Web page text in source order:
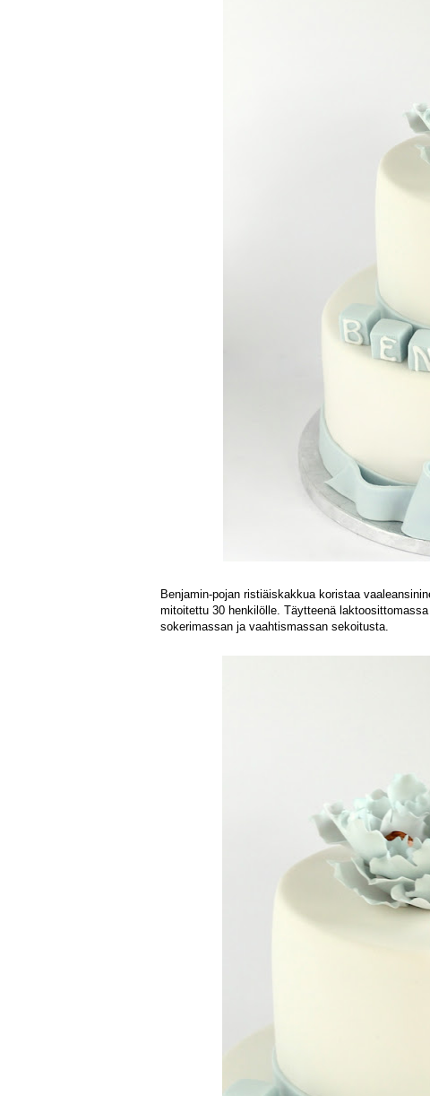
Benjamin-pojan ristiäiskakkua koristaa
mitoitettu 30 henkilölle. Täytteenä
sokerimassan ja vaahtismassan sekoitusta.